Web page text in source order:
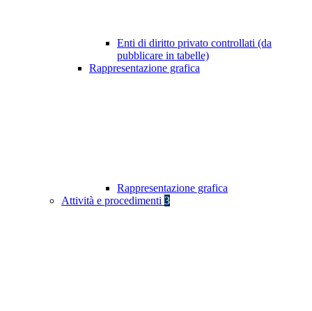
Enti di diritto privato controllati (da
pubblicare in tabelle)
Rappresentazione grafica
Rappresentazione grafica
Attività e procedimenti 3